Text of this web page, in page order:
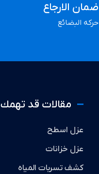
ضمان الارجاع
حركه البضائع
مقالات قد تهمك
عزل اسطح
عزل خزانات
كشف تسربات المياه